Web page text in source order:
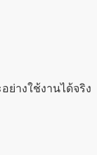
ย่างใช้งานได้จริง